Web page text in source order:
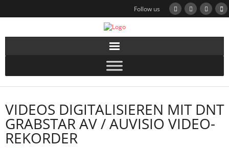
Follow us
VIDEOS DIGITALISIEREN MIT DNT
GRABSTAR AV / AUVISIO VIDEO-
REKORDER